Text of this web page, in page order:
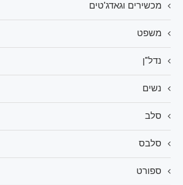
מכשירים וגאדג'טים
משפט
נדל"ן
נשים
סלב
סלבס
ספורט